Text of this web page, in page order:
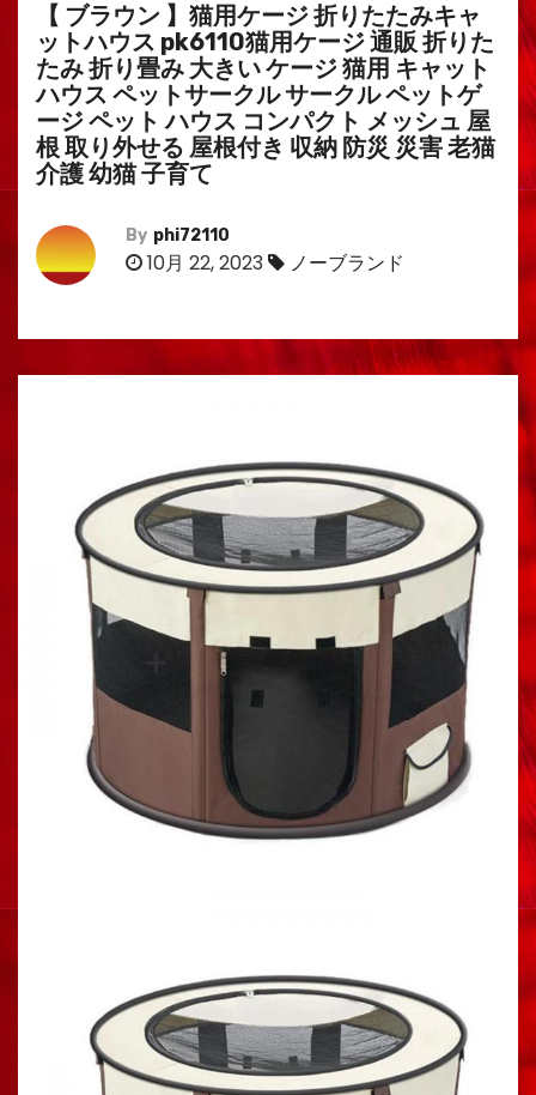
【 ブラウン 】猫用ケージ 折りたたみキャ
ットハウス pk6110猫用ケージ 通販 折りた
たみ 折り畳み 大きい ケージ 猫用 キャット
ハウス ペットサークル サークル ペットゲ
ージ ペット ハウス コンパクト メッシュ 屋
根 取り外せる 屋根付き 収納 防災 災害 老猫
介護 幼猫 子育て
By phi72110
10月 22, 2023 ノーブランド